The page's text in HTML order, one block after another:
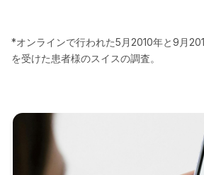
*オンラインで行われた5月2010年と9月
を受けた患者様のスイスの調査。